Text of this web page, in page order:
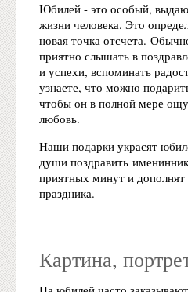
Юбилей - это особый,
жизни человека. Это
новая точка отсчета.
приятно слышать в
и успехи, вспоминать
узнаете, что можно
чтобы он в полной мере
любовь.
Наши подарки украсят
души поздравить
приятных минут и
праздника.
Картина,